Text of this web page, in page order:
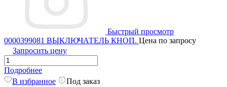
Быстрый просмотр
0000399081 ВЫКЛЮЧАТЕЛЬ КНОП. Цена по запросу
Запросить цену
Подробнее
В избранное
Под заказ